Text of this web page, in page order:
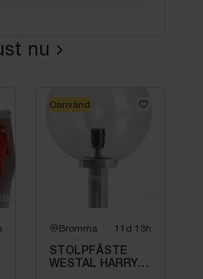
nu
Bromma 11d 13h
STOLPFÄSTE
WESTAL HARRY
Oanvänd